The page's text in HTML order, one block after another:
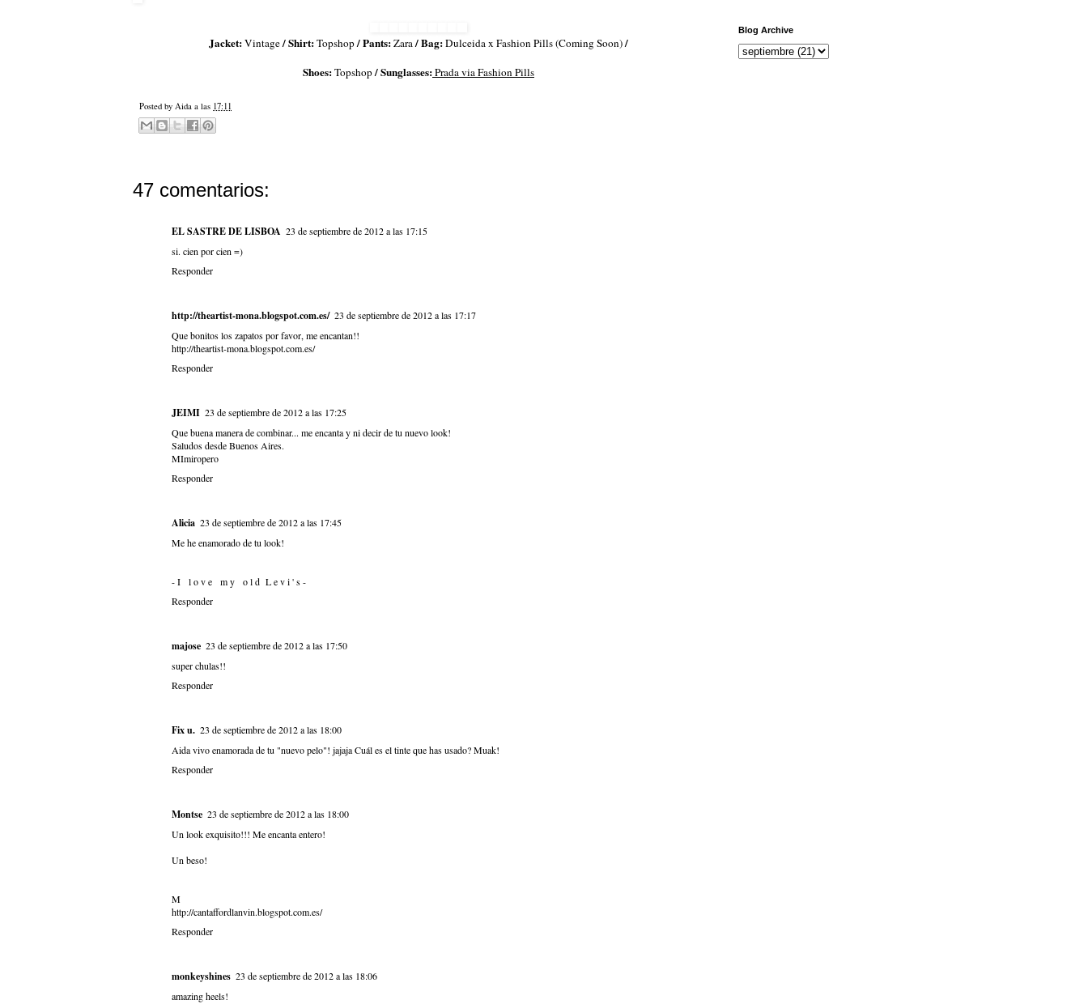
Jacket:Vintage/ Shirt:Topshop/ Pants:Zara/ Bag:Dulceida x Fashion Pills (Coming Soon)/
Shoes:Topshop/ Sunglasses:Prada via Fashion Pills
Posted by Aida a las 17:11
47 comentarios:
EL SASTRE DE LISBOA 23 de septiembre de 2012 a las 17:15
si. cien por cien =)
Responder
http://theartist-mona.blogspot.com.es/ 23 de septiembre de 2012 a las 17:17
Que bonitos los zapatos por favor, me encantan!!
http://theartist-mona.blogspot.com.es/
Responder
JEIMI 23 de septiembre de 2012 a las 17:25
Que buena manera de combinar... me encanta y ni decir de tu nuevo look!
Saludos desde Buenos Aires.
MImiropero
Responder
Alicia 23 de septiembre de 2012 a las 17:45
Me he enamorado de tu look!
- I l o v e m y o l d L e v i ' s -
Responder
majose 23 de septiembre de 2012 a las 17:50
super chulas!!
Responder
Fix u. 23 de septiembre de 2012 a las 18:00
Aida vivo enamorada de tu "nuevo pelo"! jajaja Cuál es el tinte que has usado? Muak!
Responder
Montse 23 de septiembre de 2012 a las 18:00
Un look exquisito!!! Me encanta entero!
Un beso!
M
http://cantaffordlanvin.blogspot.com.es/
Responder
monkeyshines 23 de septiembre de 2012 a las 18:06
amazing heels!
Blog Archive